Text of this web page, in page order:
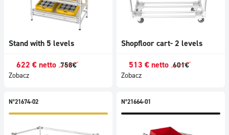
Stand with 5 levels
622 € netto 758€
Zobacz
Shopfloor cart- 2 levels
513 € netto 601€
Zobacz
N°21674-02 N°21664-01